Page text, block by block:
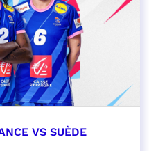
VS SUÈDE